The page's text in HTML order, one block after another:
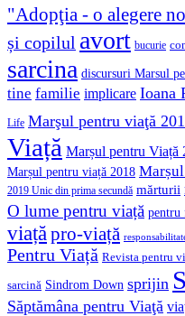
"Adopţia - o alegere
și copilul avort bucurie
sarcina discursuri Marsul
tine familie implicare Ioana
Life Marşul pentru viaţă
Viață Marșul pentru Viață
Marșul pentru viață 2018
2019 Unic din prima secundă mărturii
O lume pentru viață pentru
viață pro-viață
Pentru Viață Revista pentru
sarcină Sindrom Down sprijin
Săptămâna pentru Viaţă